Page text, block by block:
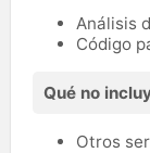
Análisis
Código
Qué no
Otros